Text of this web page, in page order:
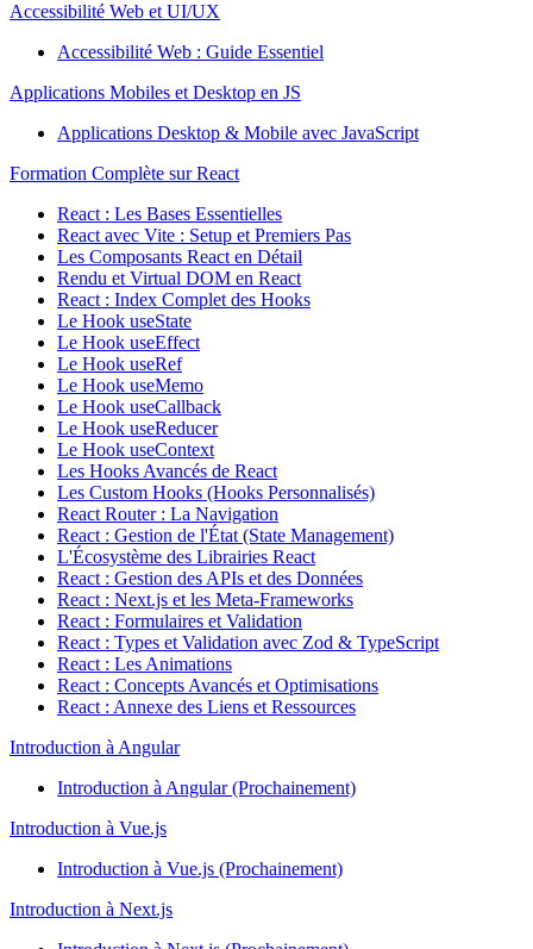
Accessibilité Web et UI/UX
Accessibilité Web : Guide Essentiel
Applications Mobiles et Desktop en JS
Applications Desktop & Mobile avec JavaScript
Formation Complète sur React
React : Les Bases Essentielles
React avec Vite : Setup et Premiers Pas
Les Composants React en Détail
Rendu et Virtual DOM en React
React : Index Complet des Hooks
Le Hook useState
Le Hook useEffect
Le Hook useRef
Le Hook useMemo
Le Hook useCallback
Le Hook useReducer
Le Hook useContext
Les Hooks Avancés de React
Les Custom Hooks (Hooks Personnalisés)
React Router : La Navigation
React : Gestion de l'État (State Management)
L'Écosystème des Librairies React
React : Gestion des APIs et des Données
React : Next.js et les Meta-Frameworks
React : Formulaires et Validation
React : Types et Validation avec Zod & TypeScript
React : Les Animations
React : Concepts Avancés et Optimisations
React : Annexe des Liens et Ressources
Introduction à Angular
Introduction à Angular (Prochainement)
Introduction à Vue.js
Introduction à Vue.js (Prochainement)
Introduction à Next.js